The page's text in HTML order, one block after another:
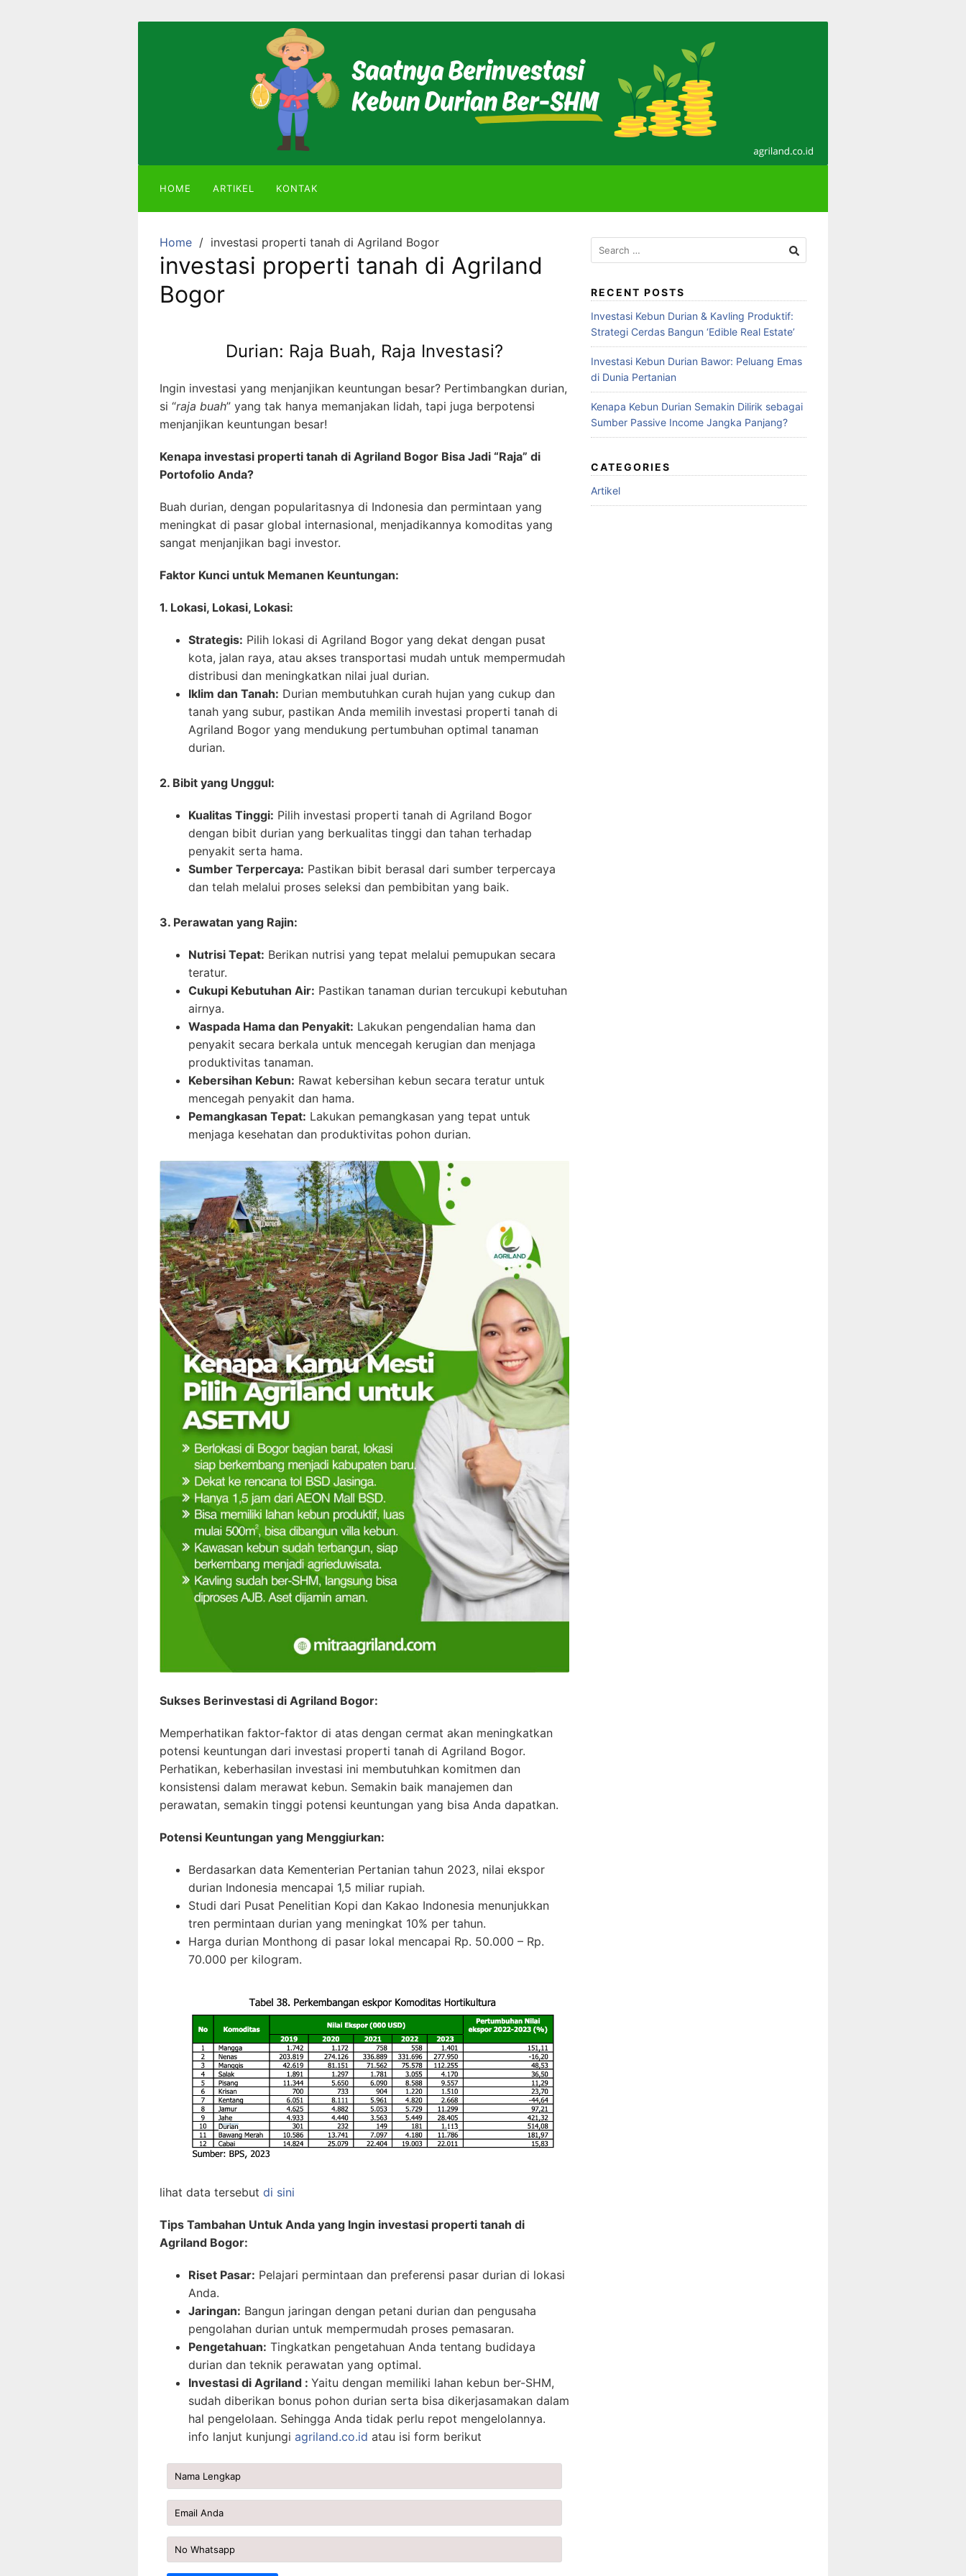
Durian
atau
Alpukat
Miki
HOME ARTIKEL KONTAK
Home investasi properti tanah di Agriland Bogor
investasi properti tanah di Agriland
Bogor
Durian: Raja Buah, Raja Investasi?
Ingin investasi yang menjanjikan keuntungan besar? Pertimbangkan durian,
si “raja buah” yang tak hanya memanjakan lidah, tapi juga berpotensi
menjanjikan keuntungan besar!
Kenapa investasi properti tanah di Agriland Bogor Bisa Jadi “Raja” di
Portofolio Anda?
Buah durian, dengan popularitasnya di Indonesia dan permintaan yang
meningkat di pasar global internasional, menjadikannya komoditas yang
sangat menjanjikan bagi investor.
Faktor Kunci untuk Memanen Keuntungan:
1. Lokasi, Lokasi, Lokasi:
Strategis: Pilih lokasi di Agriland Bogor yang dekat dengan pusat
kota, jalan raya, atau akses transportasi mudah untuk mempermudah
distribusi dan meningkatkan nilai jual durian.
Iklim dan Tanah: Durian membutuhkan curah hujan yang cukup dan
tanah yang subur, pastikan Anda memilih investasi properti tanah di
Agriland Bogor yang mendukung pertumbuhan optimal tanaman
durian.
2. Bibit yang Unggul:
Kualitas Tinggi: Pilih investasi properti tanah di Agriland Bogor
dengan bibit durian yang berkualitas tinggi dan tahan terhadap
penyakit serta hama.
Sumber Terpercaya: Pastikan bibit berasal dari sumber terpercaya
dan telah melalui proses seleksi dan pembibitan yang baik.
3. Perawatan yang Rajin:
Nutrisi Tepat: Berikan nutrisi yang tepat melalui pemupukan secara
teratur.
Cukupi Kebutuhan Air: Pastikan tanaman durian tercukupi kebutuhan
airnya.
Waspada Hama dan Penyakit: Lakukan pengendalian hama dan
penyakit secara berkala untuk mencegah kerugian dan menjaga
produktivitas tanaman.
Kebersihan Kebun: Rawat kebersihan kebun secara teratur untuk
mencegah penyakit dan hama.
Pemangkasan Tepat: Lakukan pemangkasan yang tepat untuk
menjaga kesehatan dan produktivitas pohon durian.
Sukses Berinvestasi di Agriland Bogor:
Memperhatikan faktor-faktor di atas dengan cermat akan meningkatkan
potensi keuntungan dari investasi properti tanah di Agriland Bogor.
Perhatikan, keberhasilan investasi ini membutuhkan komitmen dan
konsistensi dalam merawat kebun. Semakin baik manajemen dan
perawatan, semakin tinggi potensi keuntungan yang bisa Anda dapatkan.
Potensi Keuntungan yang Menggiurkan:
Berdasarkan data Kementerian Pertanian tahun 2023, nilai ekspor
durian Indonesia mencapai 1,5 miliar rupiah.
Studi dari Pusat Penelitian Kopi dan Kakao Indonesia menunjukkan
tren permintaan durian yang meningkat 10% per tahun.
Harga durian Monthong di pasar lokal mencapai Rp. 50.000 – Rp.
70.000 per kilogram.
lihat data tersebut di sini
Tips Tambahan Untuk Anda yang Ingin investasi properti tanah di
Agriland Bogor:
Riset Pasar: Pelajari permintaan dan preferensi pasar durian di lokasi
Anda.
Jaringan: Bangun jaringan dengan petani durian dan pengusaha
pengolahan durian untuk mempermudah proses pemasaran.
Pengetahuan: Tingkatkan pengetahuan Anda tentang budidaya
durian dan teknik perawatan yang optimal.
Investasi di Agriland : Yaitu dengan memiliki lahan kebun ber-SHM,
sudah diberikan bonus pohon durian serta bisa dikerjasamakan dalam
hal pengelolaan. Sehingga Anda tidak perlu repot mengelolannya.
info lanjut kunjungi agriland.co.id atau isi form berikut
Search
for:
RECENT POSTS
Investasi Kebun Durian & Kavling Produktif:
Strategi Cerdas Bangun ‘Edible Real Estate’
Investasi Kebun Durian Bawor: Peluang Emas
di Dunia Pertanian
Kenapa Kebun Durian Semakin Dilirik sebagai
Sumber Passive Income Jangka Panjang?
CATEGORIES
Artikel